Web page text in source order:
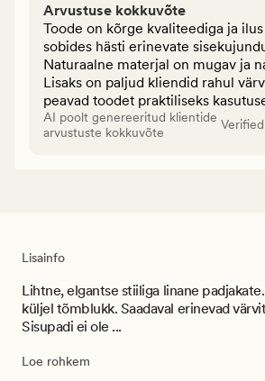
Arvustuse kokkuvõte
Toode on kõrge kvaliteediga ja
sobides hästi erinevate
Naturaalne materjal on mugav ja
Lisaks on paljud kliendid rahul
peavad toodet praktiliseks
AI poolt genereeritud klientide
arvustuste kokkuvõte
Lisainfo
Lihtne, elgantse stiiliga linane
küljel tõmblukk. Saadaval erinevad
Sisupadi ei ole ...
Loe rohkem